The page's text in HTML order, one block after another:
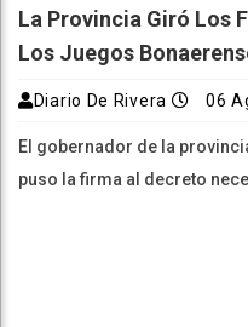
La Provincia Giró Los
Los Juegos
Diario De Rivera 06
El gobernador de la
puso la firma al decreto